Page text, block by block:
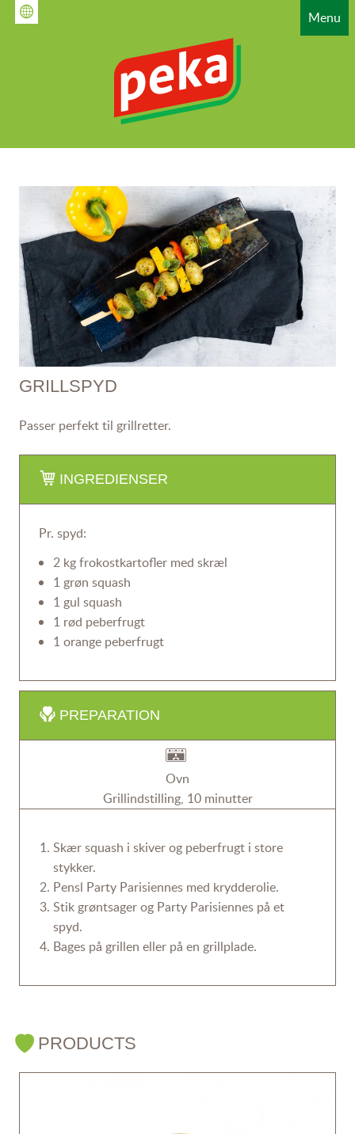
Menu
HAUPTNAVIGATION
GRILLSPYD
Passer perfekt til grillretter.
INGREDIENSER
Pr. spyd:
2 kg frokostkartofler med skræl
1 grøn squash
1 gul squash
1 rød peberfrugt
1 orange peberfrugt
PREPARATION
Ovn
Grillindstilling, 10 minutter
Skær squash i skiver og peberfrugt i store
stykker.
Pensl Party Parisiennes med krydderolie.
Stik grøntsager og Party Parisiennes på et
spyd.
Bages på grillen eller på en grillplade.
PRODUCTS